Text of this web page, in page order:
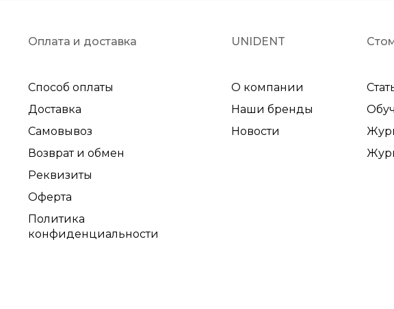
Оплата и доставка
Способ оплаты
Доставка
Самовывоз
Возврат и обмен
Реквизиты
Оферта
Политика
конфиденциальности
UNIDENT
О компании
Наши бренды
Новости